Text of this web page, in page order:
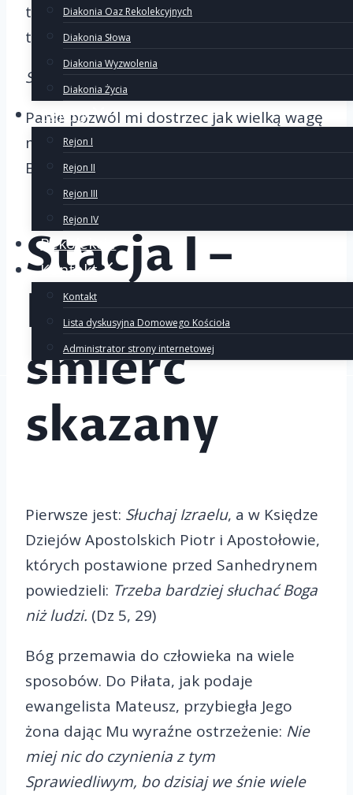
Diakonia Oaz Rekolekcyjnych
Diakonia Słowa
Diakonia Wyzwolenia
Diakonia Życia
Rejony
Rejon I
Rejon II
Rejon III
Rejon IV
Rekolekcje
Kontakt
Kontakt
Lista dyskusyjna Domowego Kościoła
Administrator strony internetowej
tych, dla których Jego mowa była zbyt
trudna i nie chcieli jej słuchać.
Słuchaj Izraelu.
Panie pozwól mi dostrzec jak wielką wagę
ma słuchanie w życiu człowieka. Słuchanie
Boga i słuchanie innych.
Stacja I –
Pan Jezus na
śmierć
skazany
Pierwsze jest: Słuchaj Izraelu, a w Księdze
Dziejów Apostolskich Piotr i Apostołowie,
których postawione przed Sanhedrynem
powiedzieli: Trzeba bardziej słuchać Boga
niż ludzi. (Dz 5, 29)
Bóg przemawia do człowieka na wiele
sposobów. Do Piłata, jak podaje
ewangelista Mateusz, przybiegła Jego
żona dając Mu wyraźne ostrzeżenie: Nie
miej nic do czynienia z tym
Sprawiedliwym, bo dzisiaj we śnie wiele